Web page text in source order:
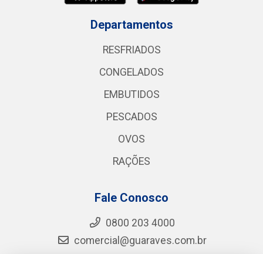
Departamentos
RESFRIADOS
CONGELADOS
EMBUTIDOS
PESCADOS
OVOS
RAÇÕES
Fale Conosco
0800 203 4000
comercial@guaraves.com.br